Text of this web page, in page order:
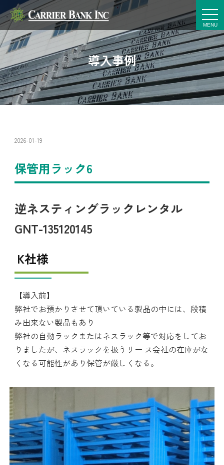
t
o
g
g
e
n
a
v
i
a
導入事例
2026-01-19
保管用ラック6
逆ネスティングラックレンタル
GNT-135120145
K社様
【導入前】
弊社でお預かりさせて頂いている製品の中には、段積
み出来ない製品もあり
弊社の自動ラックまたはネスラック等で対応をしてお
りましたが、ネスラックを扱うリー ス会社の在庫がな
くなる可能性があり保管が厳しくなる。